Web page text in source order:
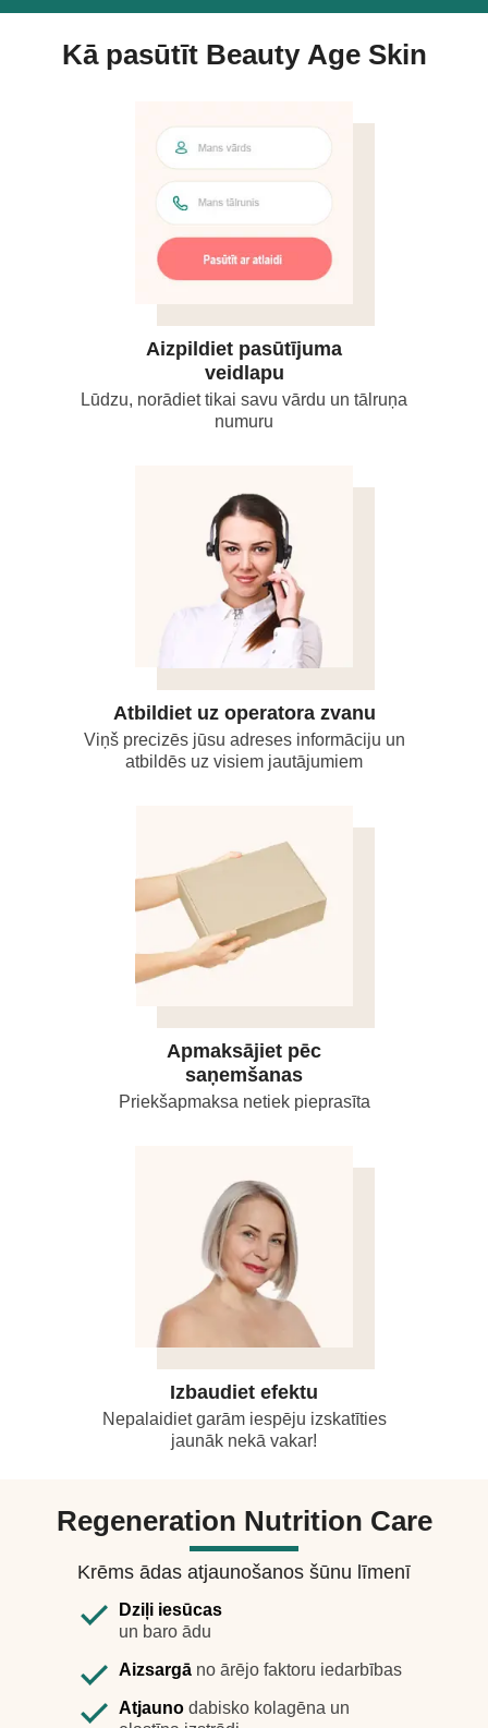
Kā pasūtīt Beauty Age Skin
Aizpildiet pasūtījuma
veidlapu
Lūdzu, norādiet tikai savu vārdu un tālruņa
numuru
Atbildiet uz operatora zvanu
Viņš precizēs jūsu adreses informāciju un
atbildēs uz visiem jautājumiem
Apmaksājiet pēc
saņemšanas
Priekšapmaksa netiek pieprasīta
Izbaudiet efektu
Nepalaidiet garām iespēju izskatīties
jaunāk nekā vakar!
Regeneration Nutrition Care
Krēms ādas atjaunošanos šūnu līmenī
Dziļi iesūcas
un baro ādu
Aizsargā no ārējo faktoru iedarbības
Atjauno dabisko kolagēna un